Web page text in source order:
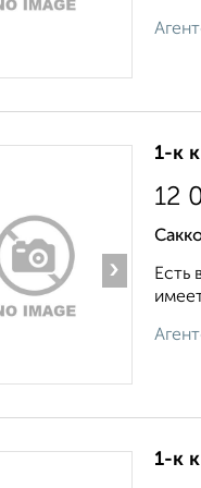
›
1-к
12
Есть
1-к